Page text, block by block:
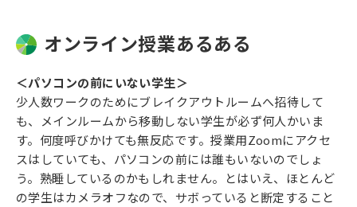
オンライン授業あるある
＜パソコンの前にいない学生＞
少人数ワークのためにブレイクアウトルームへ招待して
も、メインルームから移動しない学生が必ず何人かいま
す。何度呼びかけても無反応です。授業用Zoomにアクセ
スはしていても、パソコンの前には誰もいないのでしょ
う。熟睡しているのかもしれません。とはいえ、ほとんど
の学生はカメラオフなので、サボっていると断定すること